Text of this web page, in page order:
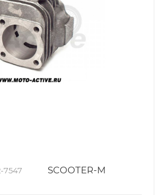
7547 SCOOTER-M